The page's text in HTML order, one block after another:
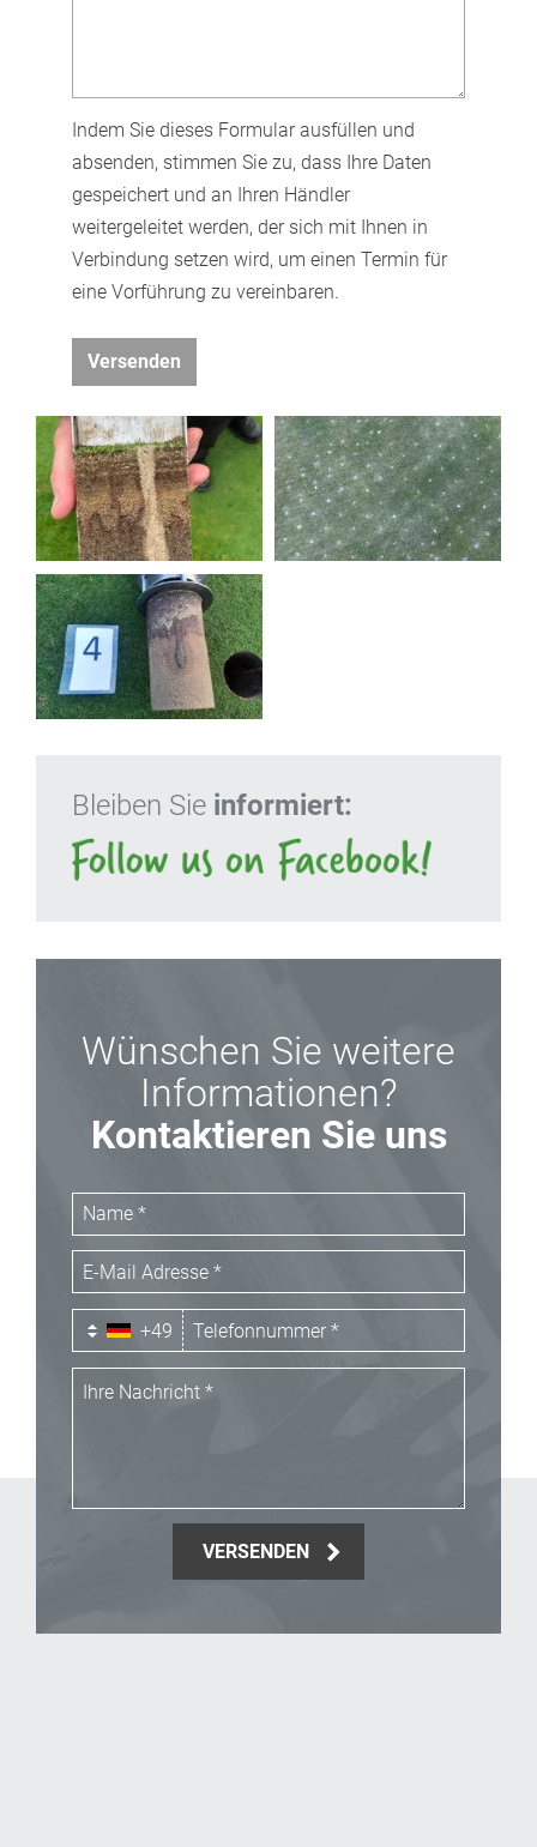
Indem Sie dieses Formular ausfüllen und
absenden, stimmen Sie zu, dass Ihre Daten
gespeichert und an Ihren Händler
weitergeleitet werden, der sich mit Ihnen in
Verbindung setzen wird, um einen Termin für
eine Vorführung zu vereinbaren.
Versenden
Bleiben Sie informiert:
Wünschen Sie weitere
Informationen?
Kontaktieren Sie uns
+49
VERSENDEN